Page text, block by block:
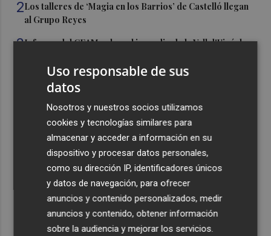
2Los talleres de ‘Magia en los Barrios’ de Castelló llegan
al Grupo Reyes
3Informe del CEAM sobre el incendio de la Vall d'Uixó: la
previos
La Generalitat destina 132 millones a 24 nuevas
infraestructuras sociosanitarias de mayores y personas
con discapacidad
La movilidad el 12 de agosto podría duplicarse por el
eclipse con hasta 1,5 millones de desplazamientos
adicionales
Uso responsable de sus
datos
Nosotros y nuestros socios utilizamos
cookies y tecnologías similares para
almacenar y acceder a información en su
dispositivo y procesar datos personales,
como su dirección IP, identificadores únicos
y datos de navegación, para ofrecer
anuncios y contenido personalizados, medir
anuncios y contenido, obtener información
sobre la audiencia y mejorar los servicios.